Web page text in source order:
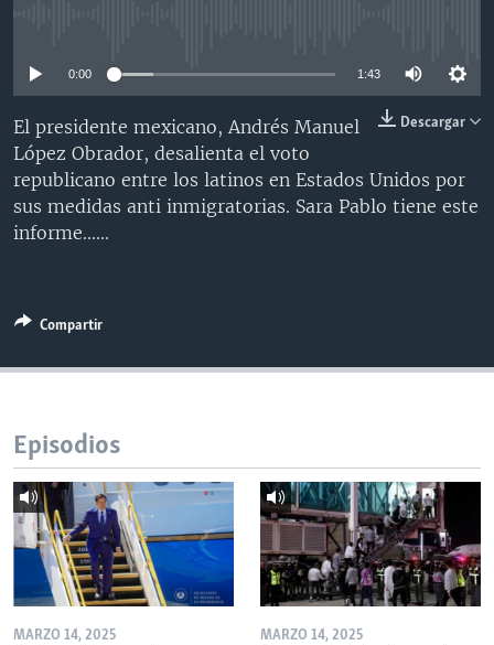
TECNOLOGÍA
DEPORTES
CIENCIA Y SALUD
FOTOGRAFÍA
AUDIOS
EL MUNDO AL DÍA
FORO INTERAMERICANO
VISIÓN 360
LAS CLAVES
RADIO
AVANCE INFORMATIVO
AUDIONOTICIAS
BUENOS DÍAS AMÉRICA
FORO [RADIO]
DEPORTIVO INTERNACIONAL
ENTRETENIMIENTO
DIRECT
DOCUMENTALES DE LA VOA
Learning English
0:00 1:43
Descargar
El presidente mexicano, Andrés Manuel
López Obrador, desalienta el voto
republicano entre los latinos en Estados Unidos por
sus medidas anti inmigratorias. Sara Pablo tiene este
informe......
Compartir
Episodios
MARZO 14, 2025 MARZO 14, 2025